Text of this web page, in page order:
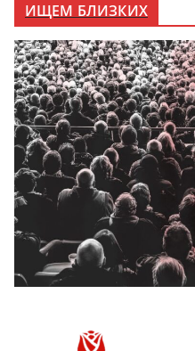
ИЩЕМ БЛИЗКИХ